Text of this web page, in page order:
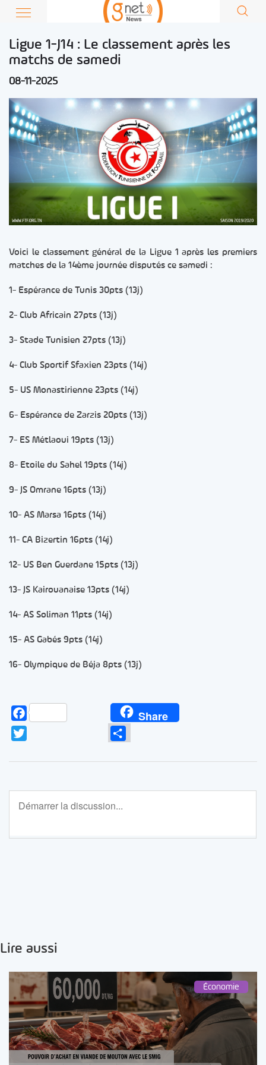
Ligue 1-J14 : Le classement après les
matchs de samedi
08-11-2025
Voici le classement général de la Ligue 1 après les premiers
matches de la 14ème journée disputés ce samedi :
1- Espérance de Tunis 30pts (13j)
2- Club Africain 27pts (13j)
3- Stade Tunisien 27pts (13j)
4- Club Sportif Sfaxien 23pts (14j)
5- US Monastirienne 23pts (14j)
6- Espérance de Zarzis 20pts (13j)
7- ES Métlaoui 19pts (13j)
8- Etoile du Sahel 19pts (14j)
9- JS Omrane 16pts (13j)
10- AS Marsa 16pts (14j)
11- CA Bizertin 16pts (14j)
12- US Ben Guerdane 15pts (13j)
13- JS Kairouanaise 13pts (14j)
14- AS Soliman 11pts (14j)
15- AS Gabés 9pts (14j)
16- Olympique de Béja 8pts (13j)
Facebook Share
Partager
Lire aussi
Économie